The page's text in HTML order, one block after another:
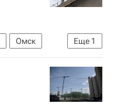
Еще 1
Омск